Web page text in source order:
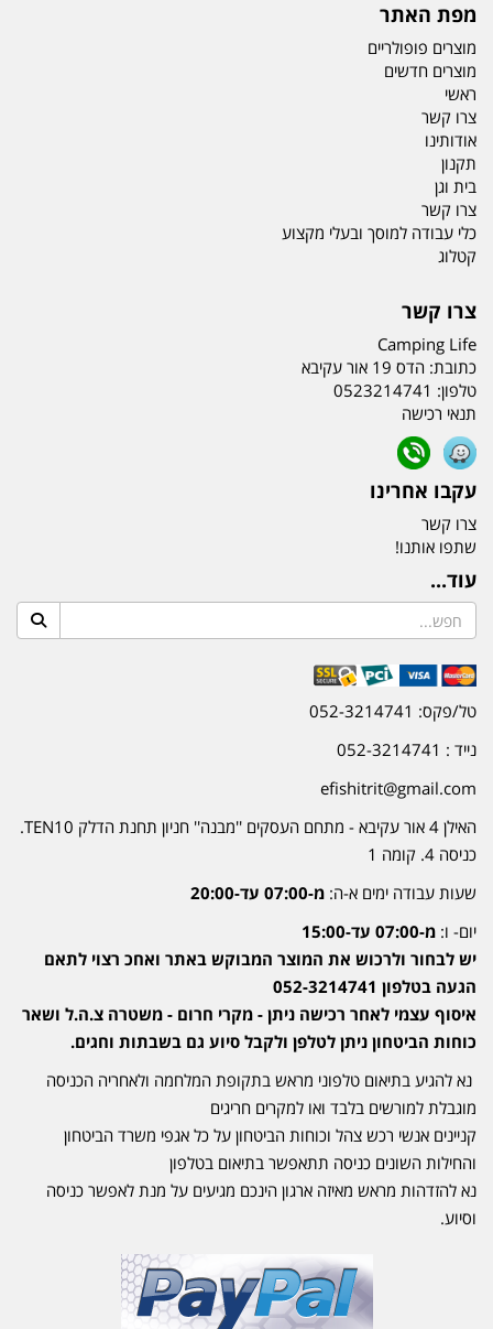
מפת האתר
מוצרים פופולריים
מוצרים חדשים
ראשי
צרו קשר
אודותינו
תקנון
בית וגן
צרו קשר
כלי עבודה למוסך ובעלי מקצוע
קטלוג
צרו קשר
Camping Life
כתובת: הדס 19 אור עקיבא
טלפון: 0523214741
תנאי רכישה
עקבו אחרינו
צרו קשר
שתפו אותנו!
עוד...
טל/פקס: 052-3214741
נייד : 052-3214741
efishitrit@gmail.com
האילן 4 אור עקיבא - מתחם העסקים ''מבנה'' חניון תחנת הדלק TEN10.
כניסה 4. קומה 1
שעות עבודה ימים א-ה: מ-07:00 עד-20:00
יום- ו: מ-07:00 עד-15:00
יש לבחור ולרכוש את המוצר המבוקש באתר ואחכ רצוי לתאם
הגעה בטלפון 052-3214741
איסוף עצמי לאחר רכישה ניתן - מקרי חרום - משטרה צ.ה.ל ושאר
כוחות הביטחון ניתן לטלפן ולקבל סיוע גם בשבתות וחגים.
נא להגיע בתיאום טלפוני מראש בתקופת המלחמה ולאחריה הכניסה
מוגבלת למורשים בלבד ואו למקרים חריגים
קניינים אנשי רכש צהל וכוחות הביטחון על כל אגפי משרד הביטחון
והחילות השונים כניסה תתאפשר בתיאום בטלפון
נא להזדהות מראש מאיזה ארגון הינכם מגיעים על מנת לאפשר כניסה
וסיוע.